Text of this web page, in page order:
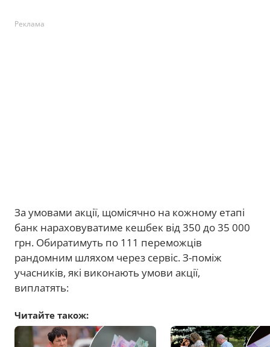
Реклама
За умовами акції, щомісячно на кожному етапі
банк нараховуватиме кешбек від 350 до 35 000
грн. Обиратимуть по 111 переможців
рандомним шляхом через сервіс. З-поміж
учасників, які виконають умови акції,
виплатять:
Читайте також: